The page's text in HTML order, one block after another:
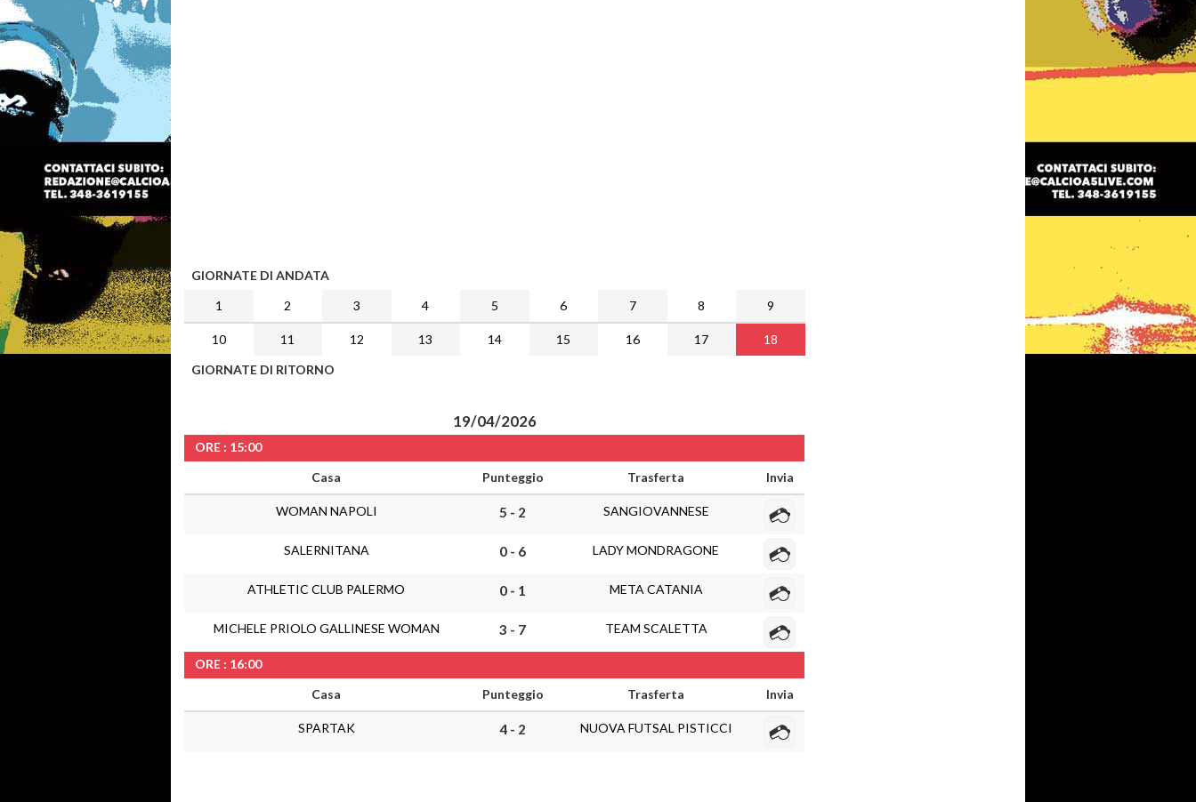
GIORNATE DI ANDATA
1
2 3 4 5 6 7 8 9
10 11 12 13 14 15 16 17
18
GIORNATE DI RITORNO
19/04/2026
ORE : 15:00
Casa
Punteggio Trasferta Invia
WOMAN NAPOLI 5 - 2 SANGIOVANNESE
SALERNITANA 0 - 6 LADY MONDRAGONE
ATHLETIC CLUB PALERMO 0 - 1 META CATANIA
MICHELE PRIOLO GALLINESE WOMAN 3 - 7 TEAM SCALETTA
ORE : 16:00
Casa
Punteggio Trasferta Invia
SPARTAK 4 - 2 NUOVA FUTSAL PISTICCI